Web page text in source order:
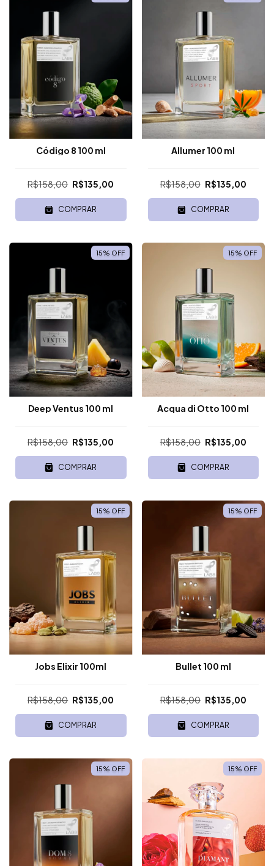
Código 8 100 ml
R$158,00 R$135,00
COMPRAR
Allumer 100 ml
R$158,00 R$135,00
COMPRAR
15% OFF
Deep Ventus 100 ml
R$158,00 R$135,00
COMPRAR
15% OFF
Acqua di Otto 100 ml
R$158,00 R$135,00
COMPRAR
15% OFF
Jobs Elixir 100ml
R$158,00 R$135,00
COMPRAR
15% OFF
Bullet 100 ml
R$158,00 R$135,00
COMPRAR
15% OFF 15% OFF